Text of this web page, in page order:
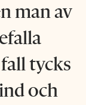
man av
tycks
och